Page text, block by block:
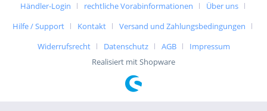
Händler-Login rechtliche Vorabinformationen
Über uns
Hilfe / Support
Kontakt
Versand und Zahlungsbedingungen
Widerrufsrecht
Datenschutz AGB
Impressum
Realisiert mit Shopware